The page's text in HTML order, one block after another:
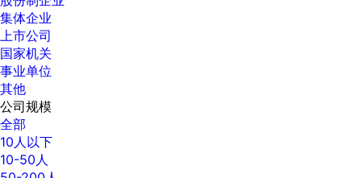
集体企业
上市公司
国家机关
事业单位
其他
公司规模
全部
10人以下
10-50人